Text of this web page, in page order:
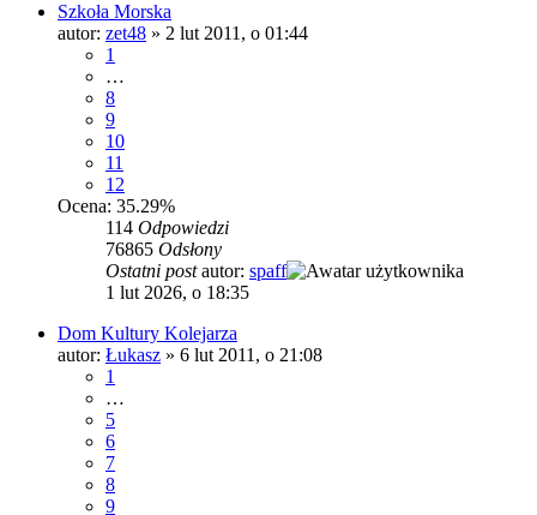
Szkoła Morska
autor: zet48 » 2 lut 2011, o 01:44
1
…
8
9
10
11
12
Ocena: 35.29%
114 Odpowiedzi
76865 Odsłony
Ostatni postautor: spaff
1 lut 2026, o 18:35
Dom Kultury Kolejarza
autor: Łukasz » 6 lut 2011, o 21:08
1
…
5
6
7
8
9